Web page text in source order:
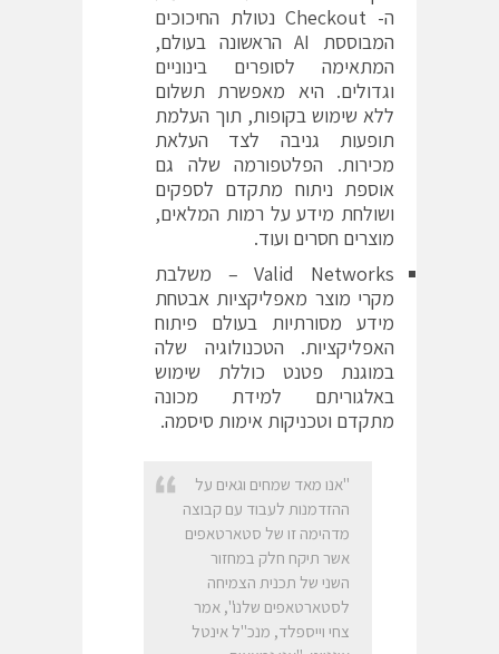
ה- Checkout נטולת החיכוכים
המבוססת AI הראשונה בעולם,
המתאימה לסופרים בינוניים
וגדולים. היא מאפשרת תשלום
ללא שימוש בקופות, תוך העלמת
תופעות גניבה לצד העלאת
מכירות. הפלטפורמה שלה גם
אוספת ניתוח מתקדם לספקים
ושולחת מידע על רמות המלאים,
מוצרים חסרים ועוד.
Valid Networks– משלבת
מקרי מוצר מאפליקציות אבטחת
מידע מסורתיות בעולם פיתוח
האפליקציות. הטכנולוגיה שלה
במוגנת פטנט כוללת שימוש
באלגוריתם למידת מכונה
מתקדם וטכניקות אימות סיסמה.
"אנו מאד שמחים וגאים על
ההזדמנות לעבוד עם קבוצה
מדהימה זו של סטארטאפים
אשר תיקח חלק במחזור
השני של תכנית הצמיחה
לסטארטאפים שלנו", אמר
צחי וייספלד, מנכ"ל אינטל